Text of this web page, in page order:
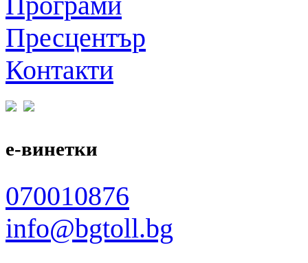
Пресцентър
Контакти
е-винетки
070010876
info@bgtoll.bg